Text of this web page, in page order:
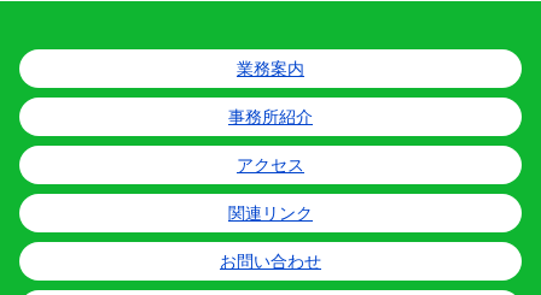
業務案内
事務所紹介
アクセス
関連リンク
お問い合わせ